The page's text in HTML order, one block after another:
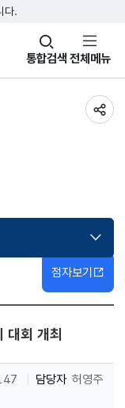
다.
통합검색
창
열기 전체메뉴
점자보기
회 개최
담당자 허영주